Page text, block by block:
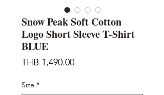
Snow Peak Soft Cotton
Logo Short Sleeve T-Shirt
BLUE
THB 1,490.00Price
Size *